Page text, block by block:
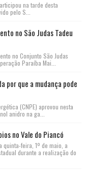
na tarde desta
pelo S...
no São Judas Tadeu
no Conjunto São Judas
Paraíba Mai...
por que a mudança pode
(CNPE) aprovou nesta
anidro na ga...
no Vale do Piancó
quinta-feira, 1º de maio, a
durante a realização do